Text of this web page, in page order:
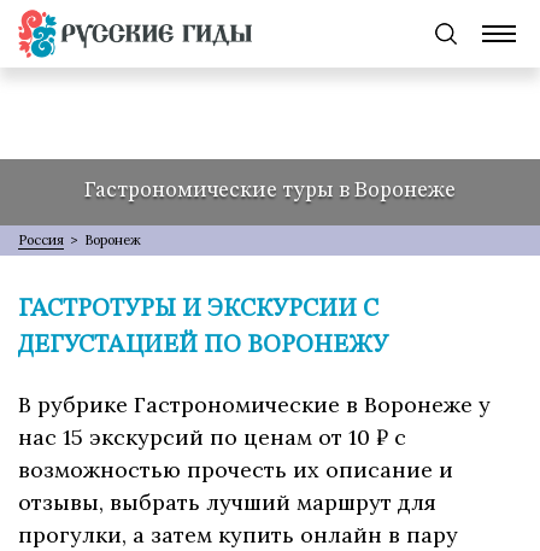
Гастрономические туры в Воронеже
Россия > Воронеж
ГАСТРОТУРЫ И ЭКСКУРСИИ С
ДЕГУСТАЦИЕЙ ПО ВОРОНЕЖУ
В рубрике Гастрономические в Воронеже у
нас 15 экскурсий по ценам от 10 ₽ с
возможностью прочесть их описание и
отзывы, выбрать лучший маршрут для
прогулки, а затем купить онлайн в пару